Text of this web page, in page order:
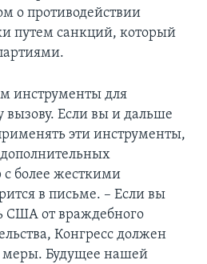
о противодействии
путем санкций, который
инструменты для
вызову. Если вы и дальше
эти инструменты,
более жесткими
в письме. – Если вы
США от враждебного
Конгресс должен
меры. Будущее нашей